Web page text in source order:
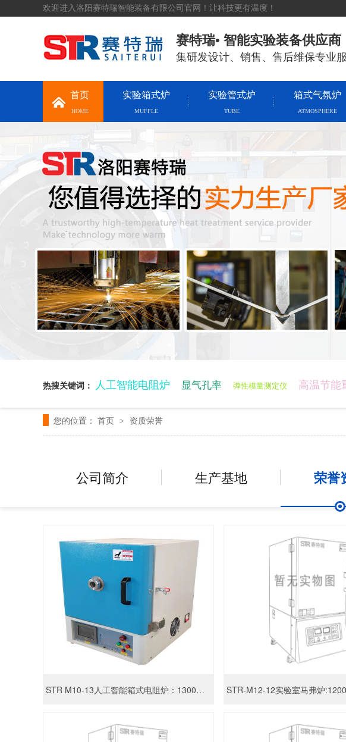
欢迎进入洛阳赛特瑞智能装备有限公司官网！让科技更有温度！
赛特瑞• 智能实验装备供应商
集研发设计、销售、售后维保专业
首页
HOME
实验箱式炉
MUFFLE
实验管式炉
TUBE
箱式气氛炉
ATMOSPHERE
热搜关键词： 人工智能电阻炉 显气孔率 弹性模量测定仪 高温节能
您的位置： 首页 > 资质荣誉
公司简介 生产基地 荣誉
STR M10-13人工智能箱式电阻炉：1300度高温马弗炉